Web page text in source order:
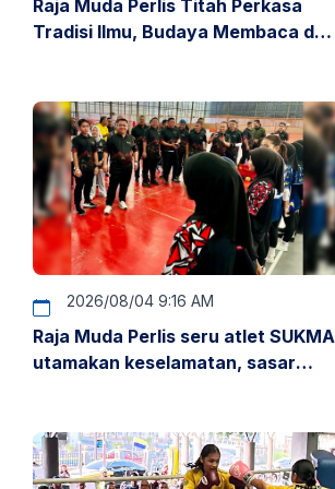
Raja Muda Perlis Titah Perkasa
Tradisi Ilmu, Budaya Membaca dan
2026/08/04 9:16 AM
Raja Muda Perlis seru atlet SUKMA
utamakan keselamatan, sasar